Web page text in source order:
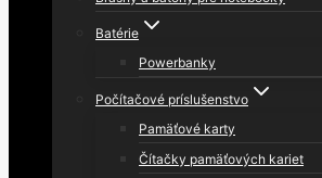
Batérie
Powerbanky
Počítačové príslušenstvo
Pamäťové karty
Čítačky pamäťových kariet